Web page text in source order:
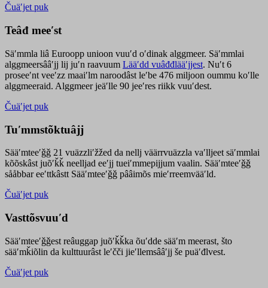
Čuäʹjet puk
Teâđ meeʹst
Säʹmmla liâ Euroopp unioon vuuʹd oʹdinak alggmeer. Säʹmmlai
alggmeersââʹjj lij juʹn raavuum Lääʹdd vuâđđlääʹjjest. Nuʹt 6
proseeʹnt veeʹzz maaiʹlm naroodâst leʹbe 476 miljoon oummu koʹlle
alggmeeraid. Alggmeer jeäʹlle 90 jeeʹres riikk vuuʹdest.
Čuäʹjet puk
Tuʹmmstõktuâjj
Sääʹmteeʹǧǧ 21 vuäzzliʹžžed da nellj väärrvuäzzla vaʹlljeet säʹmmlai
kõõskâst juõʹǩǩ neelljad eeʹjj tueiʹmmepijjum vaalin. Sääʹmteeʹǧǧ
sååbbar eeʹttkâstt Sääʹmteeʹǧǧ pââimõs mieʹrreemvääʹld.
Čuäʹjet puk
Vasttõsvuuʹd
Sääʹmteeʹǧǧest reâuggap juõʹǩǩka õuʹdde sääʹm meerast, što
sääʹmǩiõlin da kulttuurâst leʹčči jieʹllemsââʹjj še puäʹđlvest.
Čuäʹjet puk